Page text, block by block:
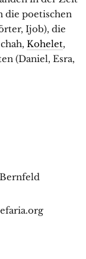
die poetischen
Ijob), die
Kohelet,
(Daniel, Esra,